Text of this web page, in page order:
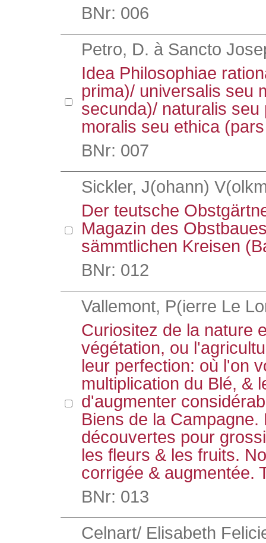
BNr: 006
Petro, D. à Sancto
Idea Philosophiae
prima)/ universalis seu
secunda)/ naturalis
moralis seu ethica
BNr: 007
Sickler, J(ohann)
Der teutsche
Magazin des
sämmtlichen Kreisen
BNr: 012
Vallemont, P(ierre Le
Curiositez de la nature
végétation, ou
leur perfection: où l'on
multiplication du Blé, &
d'augmenter
Biens de la Campagne.
découvertes pour
les fleurs & les fruits.
corrigée & augmentée.
BNr: 013
Celnart/ Elisabeth